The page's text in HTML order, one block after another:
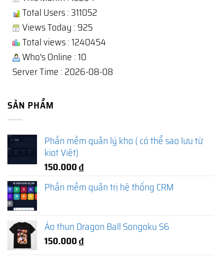
Total Users : 311052
Views Today : 925
Total views : 1240454
Who's Online : 10
Server Time : 2026-08-08
SẢN PHẨM
Phần mềm quản lý kho ( có thể sao lưu từ
kiot Việt)
150.000₫
Phần mềm quản trị hệ thống CRM
Áo thun Dragon Ball Songoku S6
150.000₫